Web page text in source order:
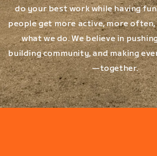
do your best work while having
people get more active, more
what we do. We believe in
building community, and making
—together.